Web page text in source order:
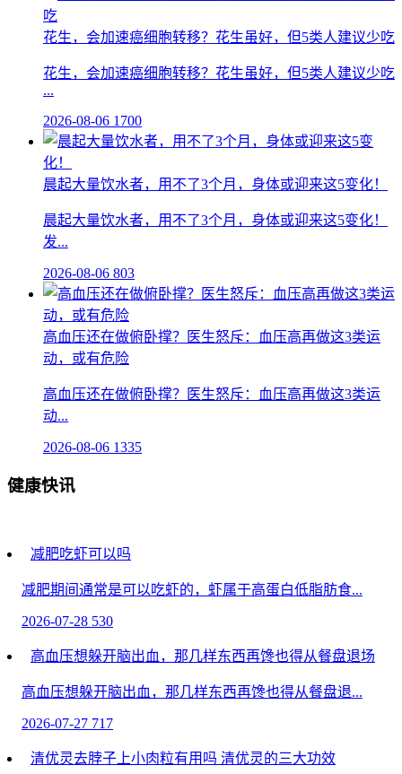
花生，会加速癌细胞转移？花生虽好，但5类人建议少吃
花生，会加速癌细胞转移？花生虽好，但5类人建议少吃
...
2026-08-06 1700
晨起大量饮水者，用不了3个月，身体或迎来这5变化！
晨起大量饮水者，用不了3个月，身体或迎来这5变化！
发...
2026-08-06 803
高血压还在做俯卧撑？医生怒斥：血压高再做这3类运
动，或有危险
高血压还在做俯卧撑？医生怒斥：血压高再做这3类运
动...
2026-08-06 1335
健康快讯
减肥吃虾可以吗
减肥期间通常是可以吃虾的，虾属于高蛋白低脂肪食...
2026-07-28 530
高血压想躲开脑出血，那几样东西再馋也得从餐盘退场
高血压想躲开脑出血，那几样东西再馋也得从餐盘退...
2026-07-27 717
清优灵去脖子上小肉粒有用吗 清优灵的三大功效